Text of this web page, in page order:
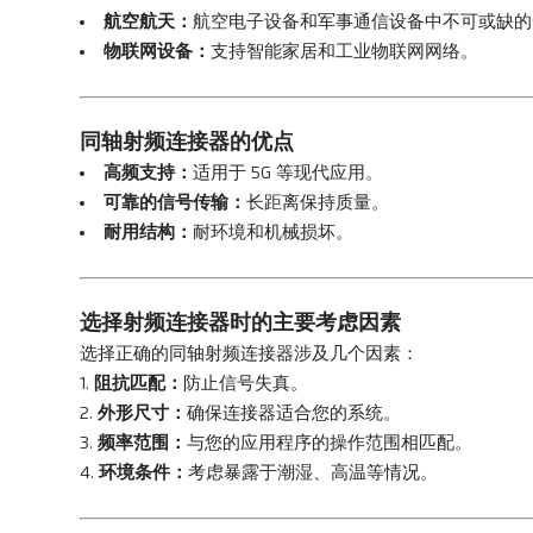
航空航天：航空电子设备和军事通信设备中不可或缺
物联网设备：支持智能家居和工业物联网网络。
同轴射频连接器的优点
高频支持：适用于 5G 等现代应用。
可靠的信号传输：长距离保持质量。
耐用结构： 耐环境和机械损坏。
选择射频连接器时的主要考虑因素
选择正确的同轴射频连接器涉及几个因素：
阻抗匹配： 防止信号失真。
外形尺寸：确保连接器适合您的系统。
频率范围：与您的应用程序的操作范围相匹配。
环境条件：考虑暴露于潮湿、高温等情况。